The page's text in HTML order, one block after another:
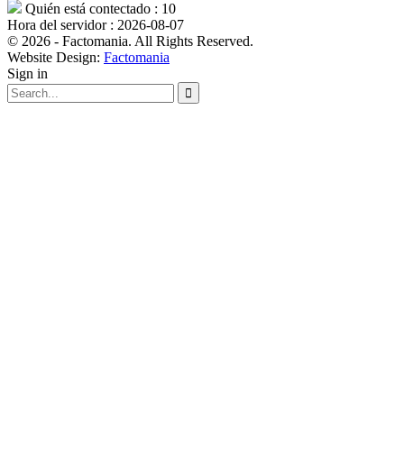
Quién está contectado : 10
Hora del servidor : 2026-08-07
© 2026 - Factomania. All Rights Reserved.
Website Design: Factomania
Sign in